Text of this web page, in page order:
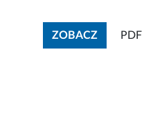
ZOBACZ PDF